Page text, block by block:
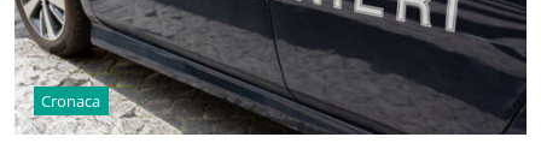
Cronaca